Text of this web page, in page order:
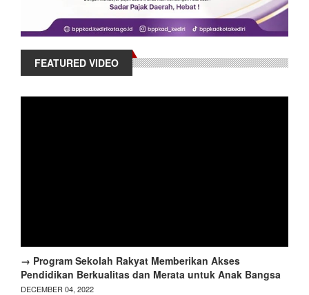
FEATURED VIDEO
→ Program Sekolah Rakyat Memberikan Akses
Pendidikan Berkualitas dan Merata untuk Anak Bangsa
DECEMBER 04, 2022